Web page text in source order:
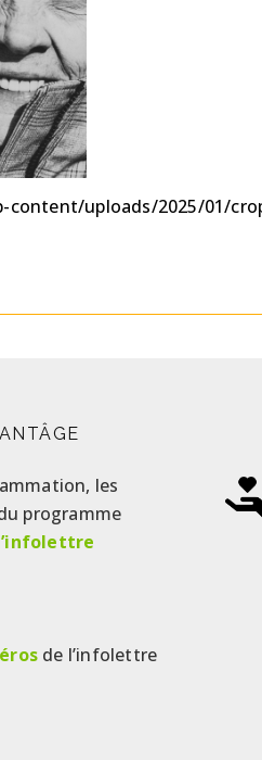
uploads/2025/01/
les
programme
de l’infolettre